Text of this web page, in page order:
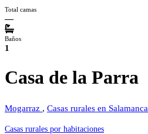
Total camas
—
Baños
1
Casa de la Parra
Mogarraz , Casas rurales en Salamanca
Casas rurales por habitaciones